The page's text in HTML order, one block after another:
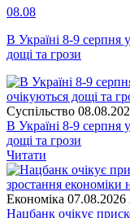
08.08
В Україні 8-9 серпня
дощі та грози
Суспiльство
В Україні 8-9 серпня
дощі та грози
Читати
Економіка 07.08.2026
Нацбанк очікує